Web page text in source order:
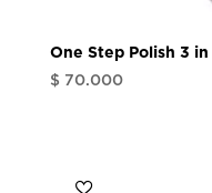
One Step Polish 3 in
$ 70.000